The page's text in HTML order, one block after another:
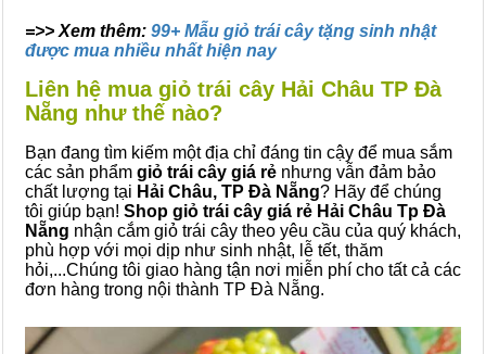
=>> Xem thêm: 99+ Mẫu giỏ trái cây tặng sinh nhật
được mua nhiều nhất hiện nay
Liên hệ mua giỏ trái cây Hải Châu TP Đà
Nẵng như thế nào?
Bạn đang tìm kiếm một địa chỉ đáng tin cậy để mua sắm
các sản phẩm giỏ trái cây giá rẻ nhưng vẫn đảm bảo
chất lượng tại Hải Châu, TP Đà Nẵng? Hãy để chúng
tôi giúp bạn! Shop giỏ trái cây giá rẻ Hải Châu Tp Đà
Nẵng nhận cắm giỏ trái cây theo yêu cầu của quý khách,
phù hợp với mọi dịp như sinh nhật, lễ tết, thăm
hỏi,...Chúng tôi giao hàng tận nơi miễn phí cho tất cả các
đơn hàng trong nội thành TP Đà Nẵng.